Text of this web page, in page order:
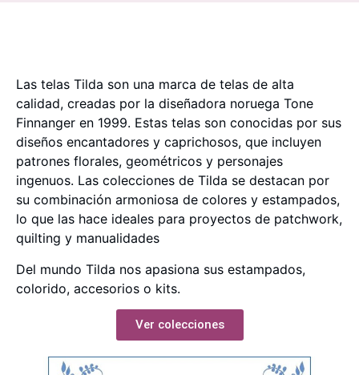
Las telas Tilda son una marca de telas de alta
calidad, creadas por la diseñadora noruega Tone
Finnanger en 1999. Estas telas son conocidas por sus
diseños encantadores y caprichosos, que incluyen
patrones florales, geométricos y personajes
ingenuos. Las colecciones de Tilda se destacan por
su combinación armoniosa de colores y estampados,
lo que las hace ideales para proyectos de patchwork,
quilting y manualidades
Del mundo Tilda nos apasiona sus estampados,
colorido, accesorios o kits.
Ver colecciones